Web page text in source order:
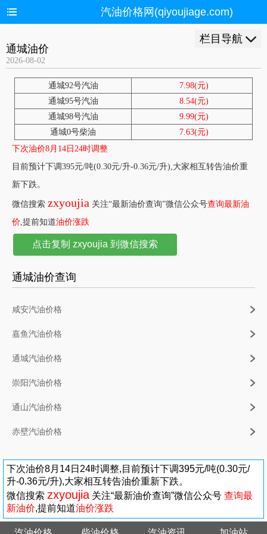
汽油价格网(qiyoujiage.com)
栏目导航
通城油价
2026-08-02
通城92号汽油
7.98(元)
通城95号汽油
8.54(元)
通城98号汽油
9.99(元)
通城0号柴油
7.63(元)
下次油价8月14日24时调整
目前预计下调395元/吨(0.30元/升-0.36元/升),大家相互转告油价重
新下跌。
微信搜索 zxyoujia 关注“最新油价查询”微信公众号查询最新油
价,提前知道油价涨跌
点击复制 zxyoujia 到微信搜索
通城油价查询
咸安汽油价格
嘉鱼汽油价格
通城汽油价格
崇阳汽油价格
通山汽油价格
赤壁汽油价格
下次油价8月14日24时调整,目前预计下调395元/吨(0.30元/
升-0.36元/升),大家相互转告油价重新下跌。
微信搜索 zxyoujia 关注“最新油价查询”微信公众号 查询最
新油价,提前知道油价涨跌